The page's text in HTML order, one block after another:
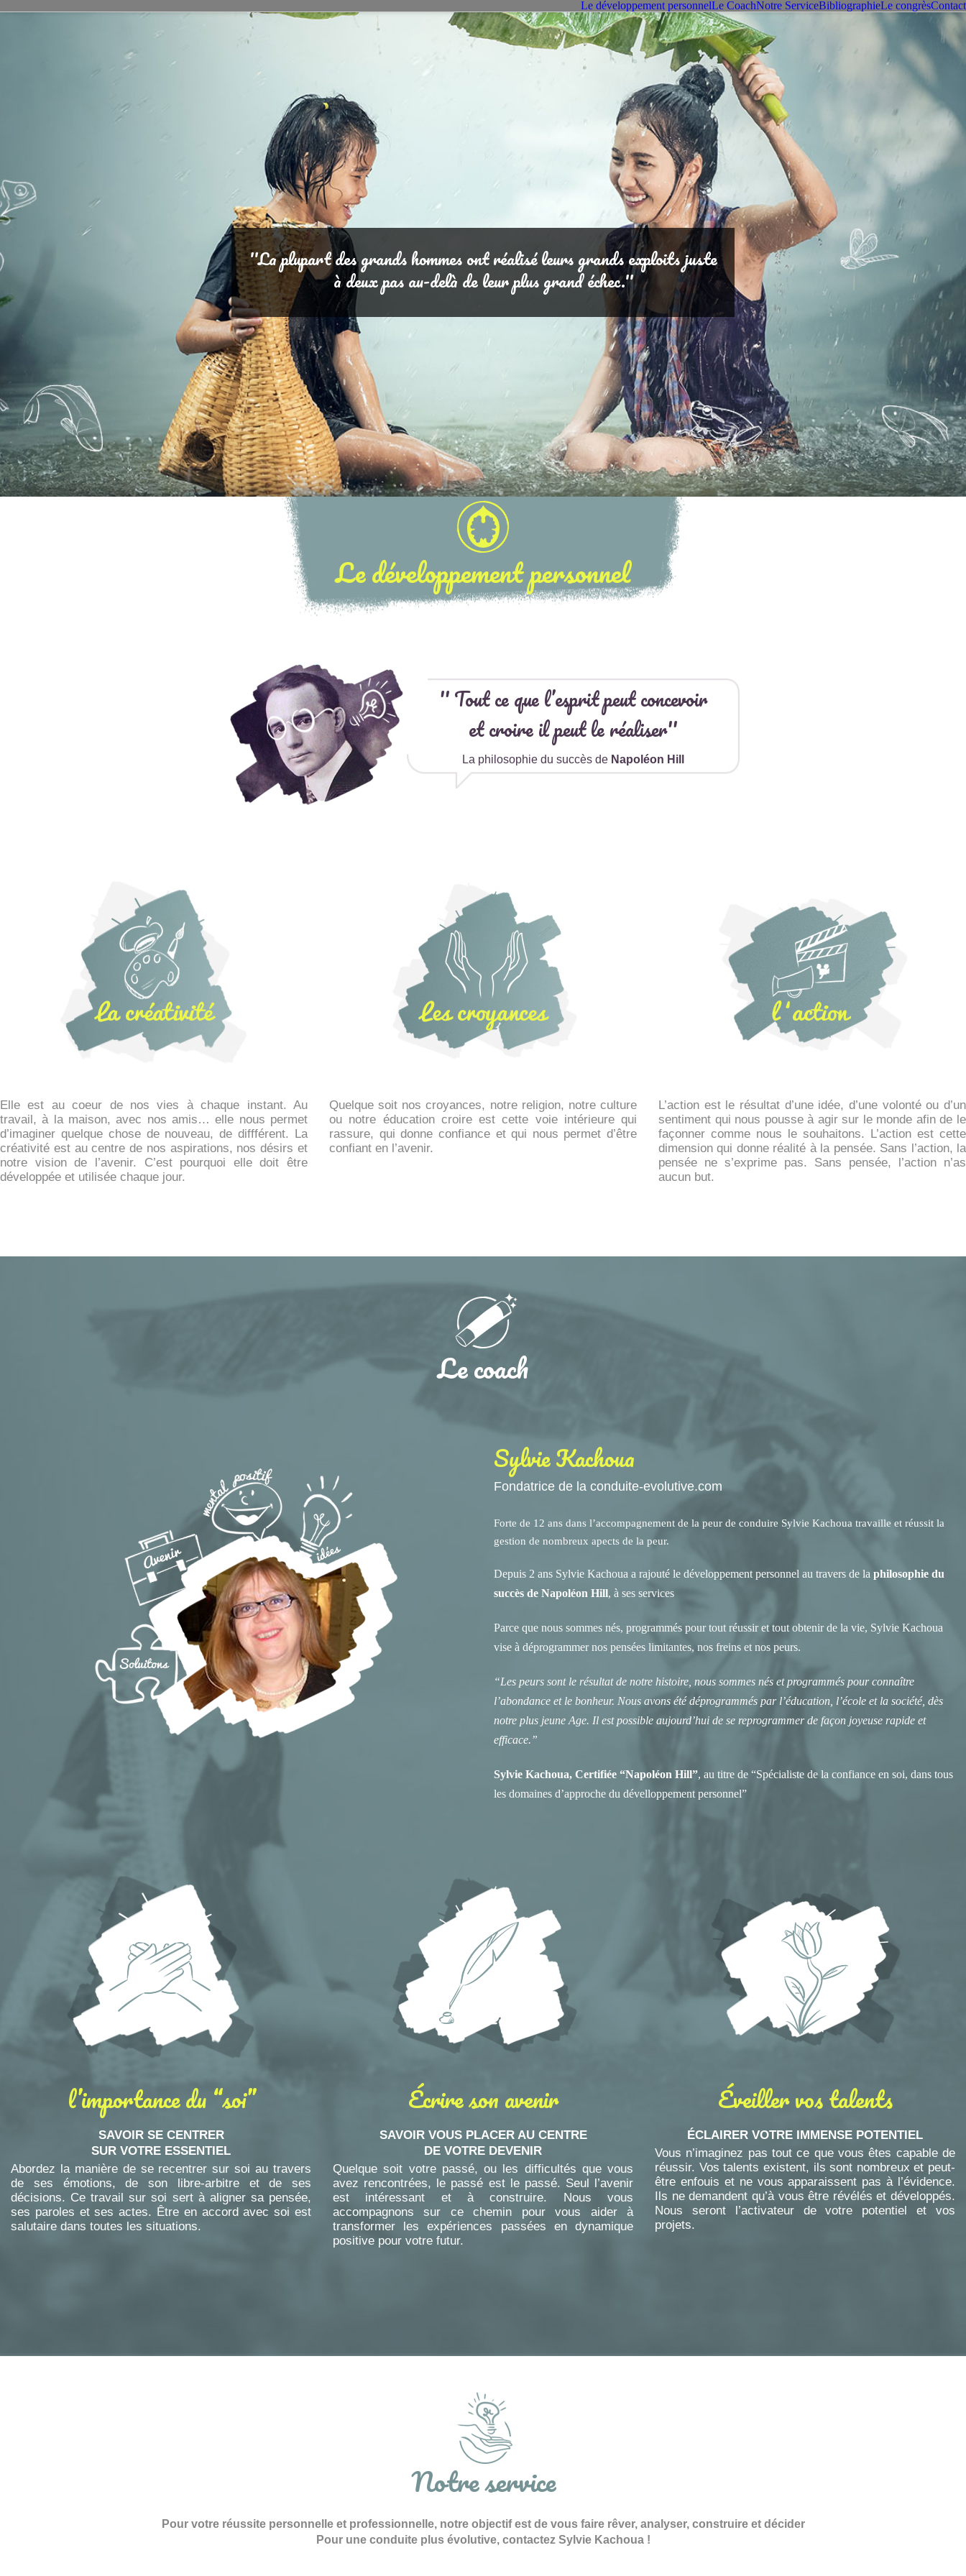
Le développement personnelLe CoachNotre ServiceBibliographieLe congrèsContact
''La plupart des grands hommes ont réalisé leurs grands exploits juste
à deux pas au-delà de leur plus grand échec.''
Le développement personnel
'' Tout ce que l’esprit peut concevoir
et croire il peut le réaliser''
La philosophie du succès de Napoléon Hill
Elle est au coeur de nos vies à chaque instant. Au
travail, à la maison, avec nos amis… elle nous permet
d’imaginer quelque chose de nouveau, de diffférent. La
créativité est au centre de nos aspirations, nos désirs et
notre vision de l’avenir. C’est pourquoi elle doit être
développée et utilisée chaque jour.
Quelque soit nos croyances, notre religion, notre culture
ou notre éducation croire est cette voie intérieure qui
rassure, qui donne confiance et qui nous permet d’être
confiant en l’avenir.
L’action est le résultat d’une idée, d’une volonté ou d’un
sentiment qui nous pousse à agir sur le monde afin de le
façonner comme nous le souhaitons. L’action est cette
dimension qui donne réalité à la pensée. Sans l’action, la
pensée ne s’exprime pas. Sans pensée, l’action n’as
aucun but.
Le coach
Sylvie Kachoua
Fondatrice de la conduite-evolutive.com
Forte de 12 ans dans l’accompagnement de la peur de conduire Sylvie Kachoua travaille et réussit la
gestion de nombreux apects de la peur.
Depuis 2 ans Sylvie Kachoua a rajouté le développement personnel au travers de la philosophie du
succès de Napoléon Hill, à ses services
Parce que nous sommes nés, programmés pour tout réussir et tout obtenir de la vie, Sylvie Kachoua
vise à déprogrammer nos pensées limitantes, nos freins et nos peurs.
“Les peurs sont le résultat de notre histoire, nous sommes nés et programmés pour connaître
l’abondance et le bonheur. Nous avons été déprogrammés par l’éducation, l’école et la société, dès
notre plus jeune Age. Il est possible aujourd’hui de se reprogrammer de façon joyeuse rapide et
efficace.”
Sylvie Kachoua, Certifiée “Napoléon Hill”, au titre de “Spécialiste de la confiance en soi, dans tous
les domaines d’approche du dévelloppement personnel”
l’importance du “soi”
SAVOIR SE CENTRER
SUR VOTRE ESSENTIEL
Abordez la manière de se recentrer sur soi au travers
de ses émotions, de son libre-arbitre et de ses
décisions. Ce travail sur soi sert à aligner sa pensée,
ses paroles et ses actes. Être en accord avec soi est
salutaire dans toutes les situations.
Écrire son avenir
SAVOIR VOUS PLACER AU CENTRE
DE VOTRE DEVENIR
Quelque soit votre passé, ou les difficultés que vous
avez rencontrées, le passé est le passé. Seul l’avenir
est intéressant et à construire. Nous vous
accompagnons sur ce chemin pour vous aider à
transformer les expériences passées en dynamique
positive pour votre futur.
Éveiller vos talents
ÉCLAIRER VOTRE IMMENSE POTENTIEL
Vous n’imaginez pas tout ce que vous êtes capable de
réussir. Vos talents existent, ils sont nombreux et peut-
être enfouis et ne vous apparaissent pas à l’évidence.
Ils ne demandent qu’à vous être révélés et développés.
Nous seront l’activateur de votre potentiel et vos
projets.
Notre service
Pour votre réussite personnelle et professionnelle, notre objectif est de vous faire rêver, analyser, construire et décider
Pour une conduite plus évolutive, contactez Sylvie Kachoua !